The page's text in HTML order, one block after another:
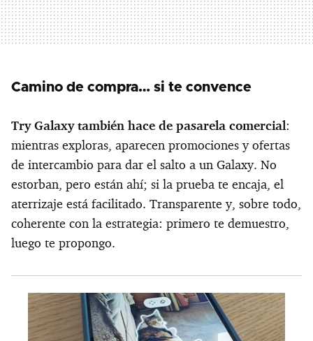
Camino de compra… si te convence
Try Galaxy también hace de pasarela comercial:
mientras exploras, aparecen promociones y ofertas
de intercambio para dar el salto a un Galaxy. No
estorban, pero están ahí; si la prueba te encaja, el
aterrizaje está facilitado. Transparente y, sobre todo,
coherente con la estrategia: primero te demuestro,
luego te propongo.